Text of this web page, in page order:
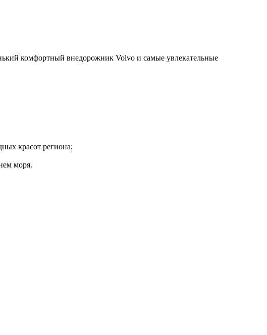
комфортный внедорожник Volvo и самые увлекательные
красот региона;
моря.